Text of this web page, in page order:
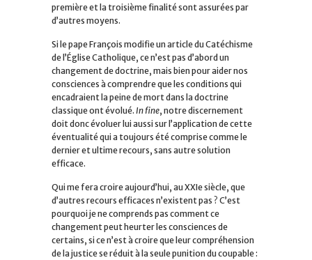
première et la troisième finalité sont assurées par
d’autres moyens.
Si le pape François modifie un article du Catéchisme
de l’Église Catholique, ce n’est pas d’abord un
changement de doctrine, mais bien pour aider nos
consciences à comprendre que les conditions qui
encadraient la peine de mort dans la doctrine
classique ont évolué. In fine, notre discernement
doit donc évoluer lui aussi sur l’application de cette
éventualité qui a toujours été comprise comme le
dernier et ultime recours, sans autre solution
efficace.
Qui me fera croire aujourd’hui, au XXIe siècle, que
d’autres recours efficaces n’existent pas ? C’est
pourquoi je ne comprends pas comment ce
changement peut heurter les consciences de
certains, si ce n’est à croire que leur compréhension
de la justice se réduit à la seule punition du coupable :